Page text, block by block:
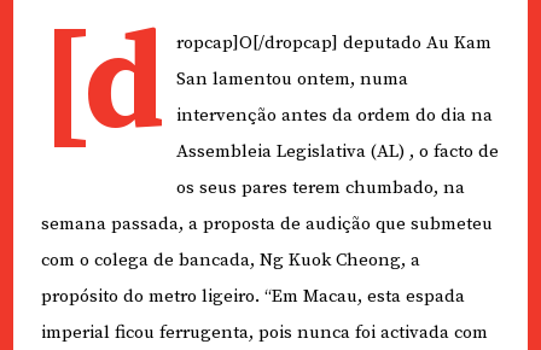
[d
ropcap]O[/dropcap] deputado Au Kam
San lamentou ontem, numa
intervenção antes da ordem do dia na
Assembleia Legislativa (AL) , o facto de
os seus pares terem chumbado, na
semana passada, a proposta de audição que submeteu
com o colega de bancada, Ng Kuok Cheong, a
propósito do metro ligeiro. “Em Macau, esta espada
imperial ficou ferrugenta, pois nunca foi activada com